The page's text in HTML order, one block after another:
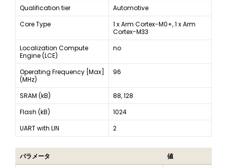
Qualification tier
Automotive
Core Type
1 x Arm Cortex-M0+, 1 x Arm
Cortex-M33
Localization Compute
Engine (LCE)
no
Operating Frequency [Max]
(MHz)
96
SRAM (kB)
88, 128
Flash (kB)
1024
UART with LIN
2
パラメータ
値